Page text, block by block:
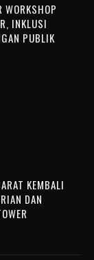
WORKSHOP
INKLUSI
PUBLIK
KEMBALI
DAN